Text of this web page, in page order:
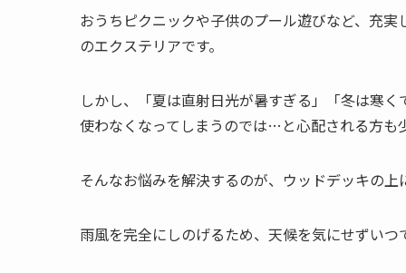
おうちピクニックや子供のプール遊びなど、充
のエクステリアです。
しかし、「夏は直射日光が暑すぎる」「冬は寒
使わなくなってしまうのでは…と心配される方も
そんなお悩みを解決するのが、ウッドデッキの
雨風を完全にしのげるため、天候を気にせずい